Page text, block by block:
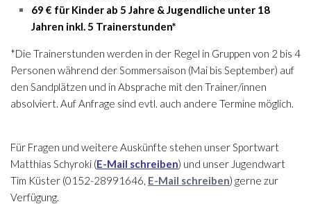
69 € für Kinder ab 5 Jahre & Jugendliche unter 18
Jahren inkl. 5 Trainerstunden*
*Die Trainerstunden werden in der Regel in Gruppen von 2 bis 4
Personen während der Sommersaison (Mai bis September) auf
den Sandplätzen und in Absprache mit den Trainer/innen
absolviert. Auf Anfrage sind evtl. auch andere Termine möglich.
Für Fragen und weitere Auskünfte stehen unser Sportwart
Matthias Schyroki (E-Mail schreiben) und unser Jugendwart
Tim Küster (0152-28991646, E-Mail schreiben) gerne zur
Verfügung.